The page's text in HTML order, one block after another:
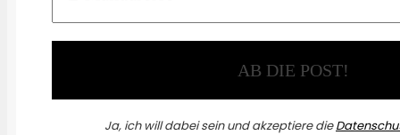
Ja, ich will dabei sein und akzeptiere die